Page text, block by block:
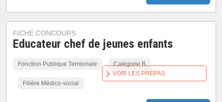
FICHE CONCOURS
Educateur chef de jeunes enfants
Fonction Publique Territoriale Catégorie B
Filière Médico-social
VOIR LES PRÉPAS